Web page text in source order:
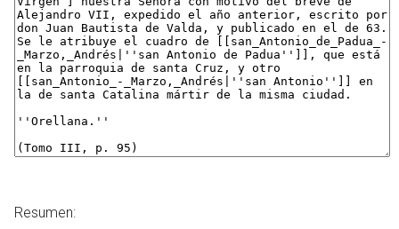
Resumen: